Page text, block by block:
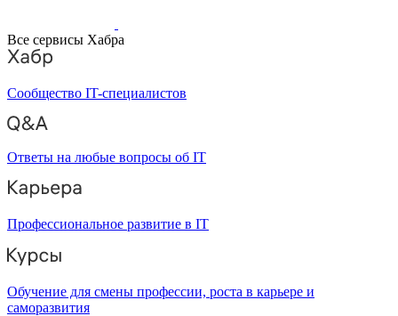
Все сервисы Хабра
Сообщество IT-специалистов
Ответы на любые вопросы об IT
Профессиональное развитие в IT
Обучение для смены профессии, роста в карьере и
саморазвития